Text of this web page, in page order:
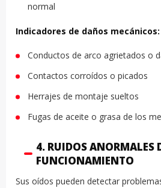
normal
Indicadores de daños mecánicos:
Conductos de arco agrietados o
Contactos corroídos o picados
Herrajes de montaje sueltos
Fugas de aceite o grasa de los
4. RUIDOS ANORMALES
FUNCIONAMIENTO
Sus oídos pueden detectar